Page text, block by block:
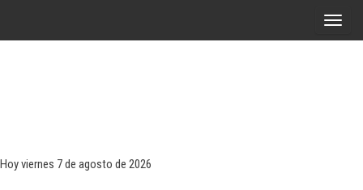
A
Hoy viernes 7 de agosto de 2026